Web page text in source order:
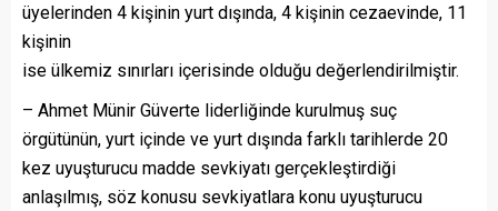
üyelerinden 4 kişinin yurt dışında, 4 kişinin cezaevinde, 11
kişinin
ise ülkemiz sınırları içerisinde olduğu değerlendirilmiştir.
– Ahmet Münir Güverte liderliğinde kurulmuş suç
örgütünün, yurt içinde ve yurt dışında farklı tarihlerde 20
kez uyuşturucu madde sevkiyatı gerçekleştirdiği
anlaşılmış, söz konusu sevkiyatlara konu uyuşturucu